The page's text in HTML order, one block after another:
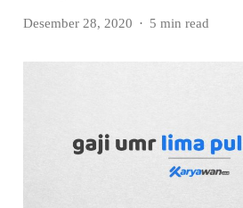
Desember 28, 2020 5 min read